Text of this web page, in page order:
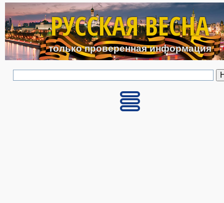
Перейти к основному
РУССКАЯ ВЕСНА
только проверенная информация